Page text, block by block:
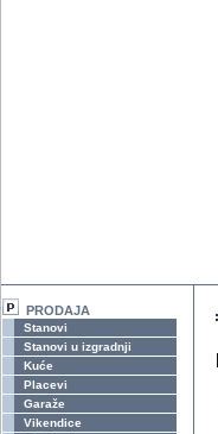
PRODAJA
Stanovi
Stanovi u izgradnji
Kuće
Placevi
Garaže
Vikendice